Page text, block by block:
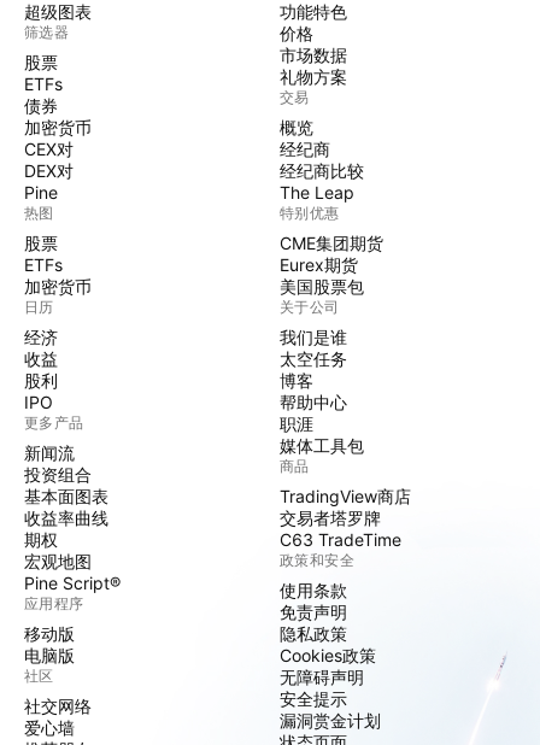
超级图表
筛选器
股票
ETFs
债券
加密货币
CEX对
DEX对
Pine
热图
股票
ETFs
加密货币
日历
经济
收益
股利
IPO
更多产品
新闻流
投资组合
基本面图表
收益率曲线
期权
宏观地图
Pine Script®
应用程序
移动版
电脑版
社区
社交网络
爱心墙
功能特色
价格
市场数据
礼物方案
交易
概览
经纪商
经纪商比较
The Leap
特别优惠
CME集团期货
Eurex期货
美国股票包
关于公司
我们是谁
太空任务
博客
帮助中心
职涯
媒体工具包
商品
TradingView商店
交易者塔罗牌
C63 TradeTime
政策和安全
使用条款
免责声明
隐私政策
Cookies政策
无障碍声明
安全提示
漏洞赏金计划